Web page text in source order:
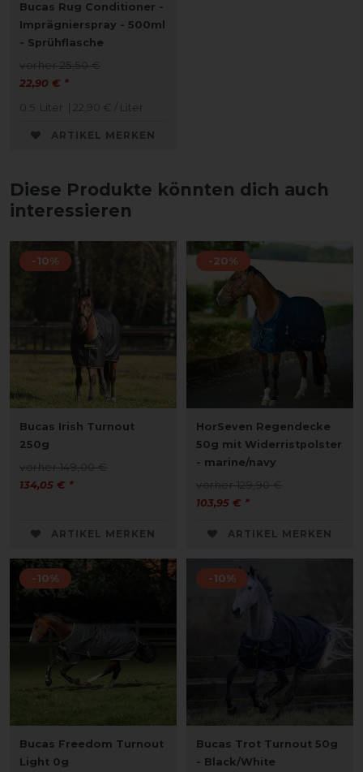
Bucas Rug Conditioner -
Imprägnierspray - 500ml
- Sprühflasche
vorher 25,50 €
22,90 € *
0.5 Liter | 22,90 € / Liter
ARTIKEL MERKEN
Diese Produkte könnten dich auch
interessieren
-10%
Bucas Irish Turnout
250g
vorher 149,00 €
134,05 € *
ARTIKEL MERKEN
-20%
HorSeven Regendecke
50g mit Widerristpolster
- marine/navy
vorher 129,90 €
103,95 € *
ARTIKEL MERKEN
-10%
Bucas Freedom Turnout
Light 0g
-10%
Bucas Trot Turnout 50g
- Black/White